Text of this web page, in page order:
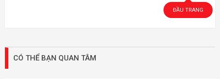
ĐẦU TRANG
CÓ THỂ BẠN QUAN TÂM